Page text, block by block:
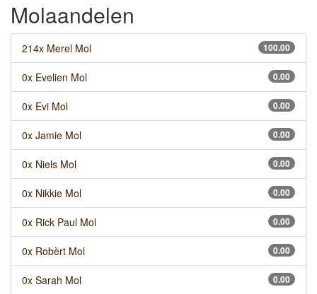
Molaandelen
100.00
214x Merel Mol
0.00
0x Evelien Mol
0.00
0x Evi Mol
0.00
0x Jamie Mol
0.00
0x Niels Mol
0.00
0x Nikkie Mol
0.00
0x Rick Paul Mol
0.00
0x Robèrt Mol
0.00
0x Sarah Mol